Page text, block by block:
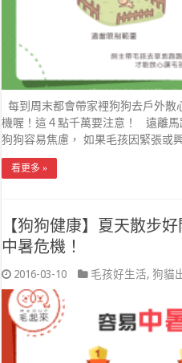
每到周末都會帶家裡狗狗去戶外散
機喔！這４點千萬要注意！ 遠離
狗狗容易焦慮， 如果毛孩因緊張或
看更多 »
【狗狗健康】夏天散步
中暑危機！
2016-03-10 毛孩好生活,狗貓